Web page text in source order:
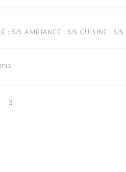
: 5/5 AMBIANCE : 5/5 CUISINE : 5/5
3